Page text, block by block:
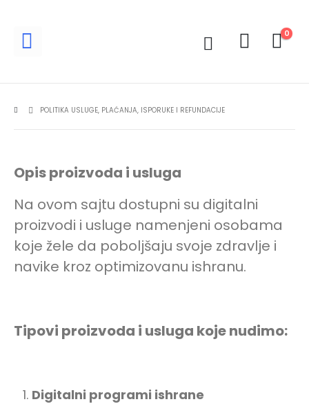
0
POLITIKA USLUGE, PLAĆANJA, ISPORUKE I REFUNDACIJE
Opis proizvoda i usluga
Na ovom sajtu dostupni su digitalni
proizvodi i usluge namenjeni osobama
koje žele da poboljšaju svoje zdravlje i
navike kroz optimizovanu ishranu.
Tipovi proizvoda i usluga koje nudimo:
Digitalni programi ishrane